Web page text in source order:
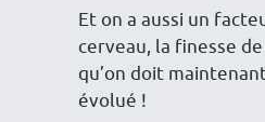
Et on a aussi un
cerveau, la finesse
qu’on doit
évolué !